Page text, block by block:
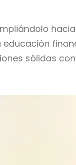
educación
sólidas